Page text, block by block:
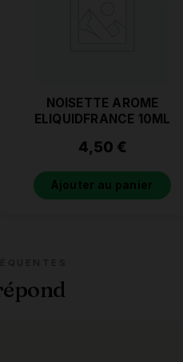
NOISETTE AROME
ELIQUIDFRANCE 10ML
4,50 €
Ajouter au panier